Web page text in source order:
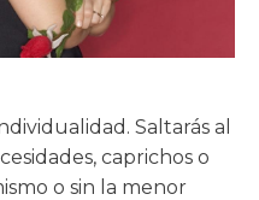
Saltarás al
caprichos o
o sin la menor